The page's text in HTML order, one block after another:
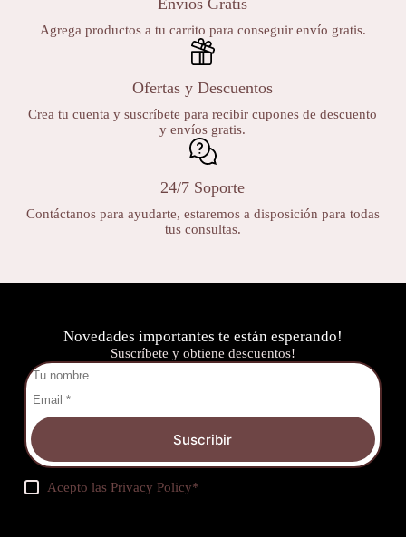
Envíos Gratis
Agrega productos a tu carrito para conseguir envío gratis.
Ofertas y Descuentos
Crea tu cuenta y suscríbete para recibir cupones de descuento
y envíos gratis.
24/7 Soporte
Contáctanos para ayudarte, estaremos a disposición para todas
tus consultas.
Novedades importantes te están esperando!
Suscríbete y obtiene descuentos!
Suscribir
Acepto lasPrivacy Policy*